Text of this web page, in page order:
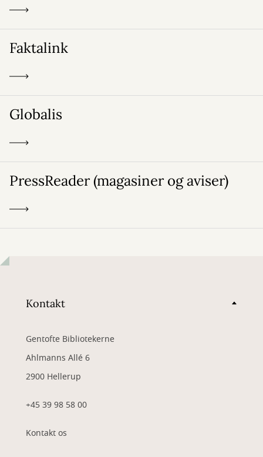
Faktalink
Globalis
PressReader (magasiner og aviser)
Kontakt
Gentofte Bibliotekerne
Ahlmanns Allé 6
2900 Hellerup
+45 39 98 58 00
Kontakt os